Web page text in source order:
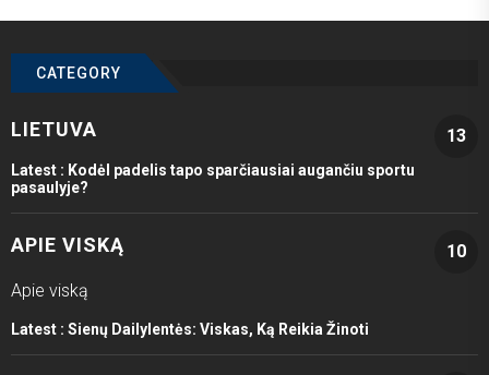
CATEGORY
LIETUVA 13
Latest : Kodėl padelis tapo sparčiausiai augančiu sportu
pasaulyje?
APIE VISKĄ
10
Apie viską
Latest : Sienų Dailylentės: Viskas, Ką Reikia Žinoti